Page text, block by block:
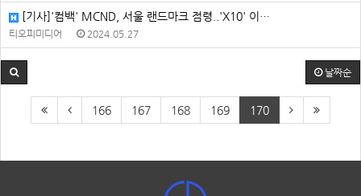
[기사]'컴백' MCND, 서울 랜드마크 점령..'X10' 이…
티오피미디어 2024.05.27
날짜순
166 167 168 169 170